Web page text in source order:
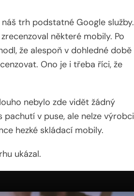
trh podstatné Google služby.
některé mobily. Po
že alespoň v dohledné době
Ono je i třeba říci, že
nebylo zde vidět žádný
v puse, ale nelze výrobci
hezké skládací mobily.
ukázal.